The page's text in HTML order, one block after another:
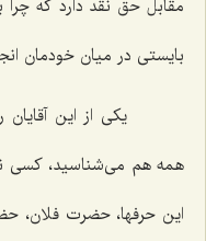
مقابل حق نقد دارد كه چرا
بایستی در میان خودمان
یكی از این
همه هم می‌شناسید، كسی
این حرفها، حضرت فلان،